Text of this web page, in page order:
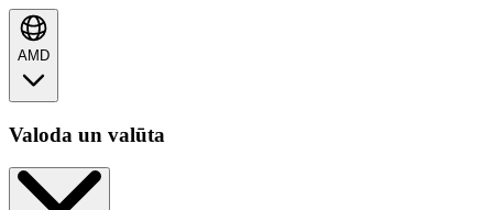
AMD
Valoda un valūta